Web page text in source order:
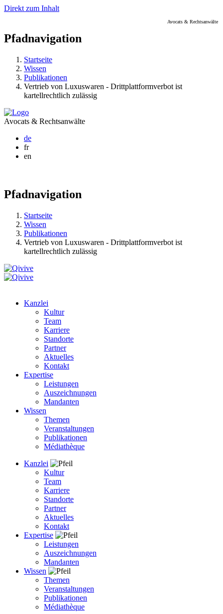
Direkt zum Inhalt
Avocats & Rechtsanwälte
Pfadnavigation
Startseite
Wissen
Publikationen
Vertrieb von Luxuswaren - Drittplattformverbot ist
kartellrechtlich zulässig
Avocats & Rechtsanwälte
de
fr
en
Pfadnavigation
Startseite
Wissen
Publikationen
Vertrieb von Luxuswaren - Drittplattformverbot ist
kartellrechtlich zulässig
Kanzlei
Kultur
Team
Karriere
Standorte
Partner
Aktuelles
Kontakt
Expertise
Leistungen
Auszeichnungen
Mandanten
Wissen
Themen
Veranstaltungen
Publikationen
Médiathèque
Kanzlei
Kultur
Team
Karriere
Standorte
Partner
Aktuelles
Kontakt
Expertise
Leistungen
Auszeichnungen
Mandanten
Wissen
Themen
Veranstaltungen
Publikationen
Médiathèque